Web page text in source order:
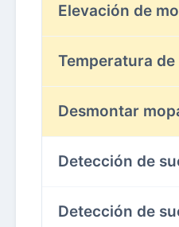
Elevación de
Temperatura
Desmontar
Detección de
Detección de